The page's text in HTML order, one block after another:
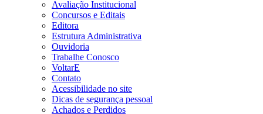
Avaliação Institucional
Concursos e Editais
Editora
Estrutura Administrativa
Ouvidoria
Trabalhe Conosco
VoltarE
Contato
Acessibilidade no site
Dicas de segurança pessoal
Achados e Perdidos